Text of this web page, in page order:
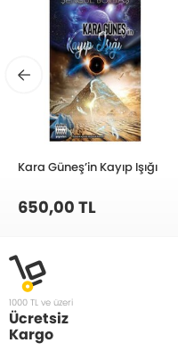
Kara Güneş’in Kayıp Işığı
650,00 TL
1000 TL ve üzeri
Ücretsiz
Kargo